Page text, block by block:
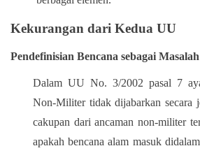
Kekurangan dari Kedua UU
Pendefinisian Bencana sebagai
Dalam UU No. 3/2002 pasal 7
Non-Militer tidak dijabarkan secara
cakupan dari ancaman non-militer
apakah bencana alam masuk